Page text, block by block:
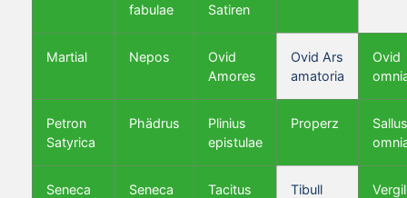
fabulae
Satiren
Martial Nepos
Ovid
Amores
Ovid Ars
amatoria
Ovid
Petron
Satyrica
Phädrus
Plinius
epistulae
Properz
Seneca
Seneca
Tacitus
Tibull
Vergil